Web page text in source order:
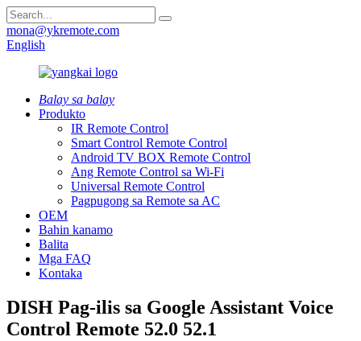
mona@ykremote.com
English
Balay sa balay
Produkto
IR Remote Control
Smart Control Remote Control
Android TV BOX Remote Control
Ang Remote Control sa Wi-Fi
Universal Remote Control
Pagpugong sa Remote sa AC
OEM
Bahin kanamo
Balita
Mga FAQ
Kontaka
DISH Pag-ilis sa Google Assistant Voice
Control Remote 52.0 52.1